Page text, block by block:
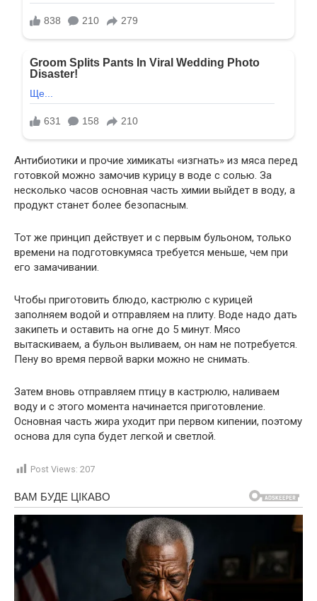
Антибиотики и прочие химикаты «изгнать» из мяса перед
готовкой можно замочив курицу в воде с солью. За
несколько часов основная часть химии выйдет в воду, а
продукт станет более безопасным.
Тот же принцип действует и с первым бульоном, только
времени на подготовкумяса требуется меньше, чем при
его замачивании.
Чтобы приготовить блюдо, кастрюлю с курицей
заполняем водой и отправляем на плиту. Воде надо дать
закипеть и оставить на огне до 5 минут. Мясо
вытаскиваем, а бульон выливаем, он нам не потребуется.
Пену во время первой варки можно не снимать.
Затем вновь отправляем птицу в кастрюлю, наливаем
воду и с этого момента начинается приготовление.
Основная часть жира уходит при первом кипении, поэтому
основа для супа будет легкой и светлой.
Post Views: 207